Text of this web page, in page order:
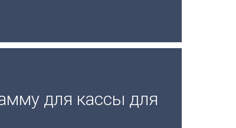
для кассы для